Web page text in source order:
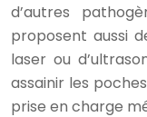
d’autres
proposent aussi
laser ou
assainir les
prise en charge